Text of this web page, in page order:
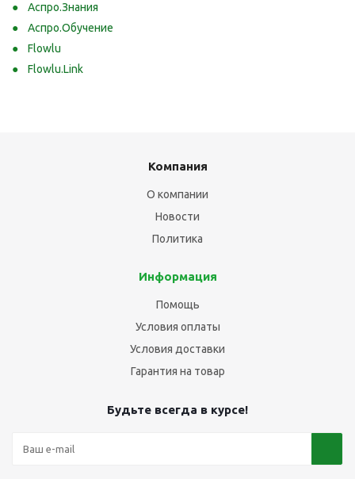
Аспро.Знания
Аспро.Обучение
Flowlu
Flowlu.Link
Компания
О компании
Новости
Политика
Информация
Помощь
Условия оплаты
Условия доставки
Гарантия на товар
Будьте всегда в курсе!